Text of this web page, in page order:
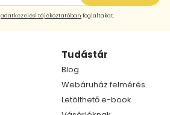
Tudástár
Blog
Webáruház felmérés
Letölthető e-book
adatkezelési tájékoztatóban foglaltakat.